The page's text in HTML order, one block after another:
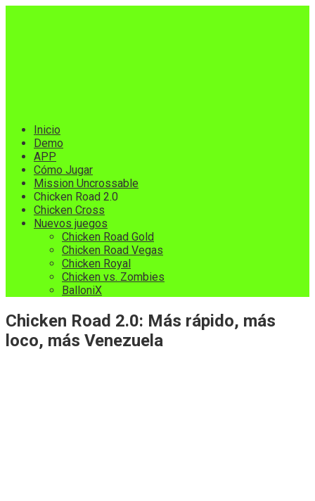
Inicio
Demo
APP
Cómo Jugar
Mission Uncrossable
Chicken Road 2.0
Chicken Cross
Nuevos juegos
Chicken Road Gold
Chicken Road Vegas
Chicken Royal
Chicken vs. Zombies
BalloniX
Chicken Road 2.0: Más rápido, más
loco, más Venezuela